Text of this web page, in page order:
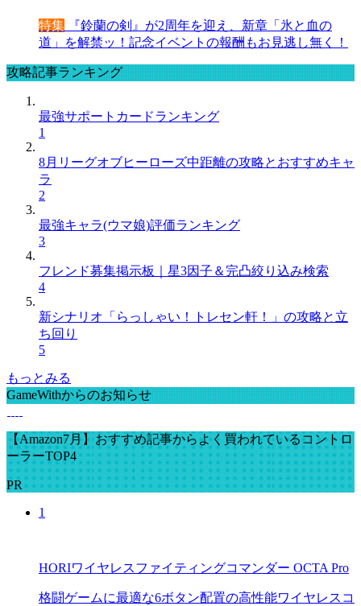
特集 『鈴蘭の剣』が2周年を迎え、新章「氷と血の
道」を解禁ッ！記念イベントの報酬もお見逃し無く！
攻略記事ランキング
最強サポートカードランキング
1
8月リーグオブヒーローズ中距離の攻略とおすすめキャ
ラ
2
最強キャラ(ウマ娘)評価ランキング
3
フレンド募集掲示板｜星3因子＆完凸絞り込み検索
4
新シナリオ「らっしゃい！トレセン軒！」の攻略と立
ち回り
5
もっとみる
GameWithからのお知らせ
【Amazon7月】おすすめ記事からよく買われているコントロ
ーラーTOP4
PR
1
HORIワイヤレスファイティングコマンダー OCTA Pro
格闘ゲームに最適な6ボタン配置の高性能ワイヤレスコ